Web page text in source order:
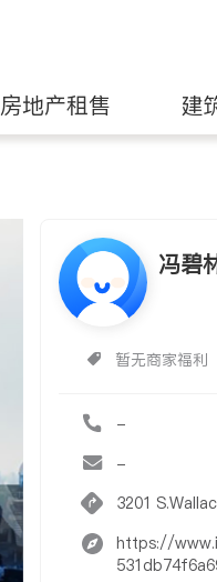
房地产租售 建
冯碧
暂无商家福利
-
-
3201
https://